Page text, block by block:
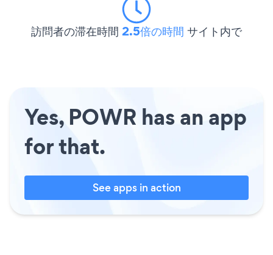
訪問者の滞在時間 2.5倍の時間 サイト内で
Yes, POWR has an app
for that.
See apps in action